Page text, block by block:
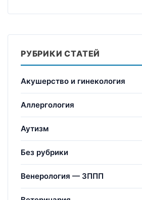
РУБРИКИ СТАТЕЙ
Акушерство и гинекология
Аллергология
Аутизм
Без рубрики
Венерология — ЗППП